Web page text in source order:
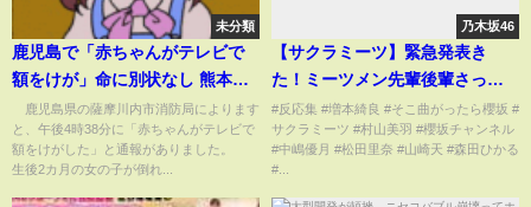
未分類
鹿児島で「赤ちゃんがテレビで
額をけが」命に別状なし 熊本で
最大震度7(ABEMA TIMES)
鹿児島県の薩摩川内市消防局によります
と、午後4時38分に「赤ちゃんがテレビで
額をけがした」と通報がありました。
生後2カ月の女の子が倒れ...
乃木坂46
【サクラミーツ】緊急発表き
た！ミーツメン先輩後輩さっそ
く喧嘩勃発www
#反応集 #増本綺良 #そこ曲がったら櫻坂 #
サクラミーツ #村山美羽 #櫻坂チャンネル
#中嶋優月 #松田里奈 #山崎天 #森田ひかる
#...